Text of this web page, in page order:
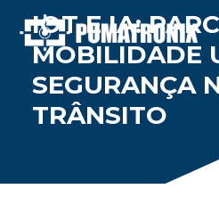
IOT E IA:
MOBILIDADE
SEGURANÇA
TRÂNSITO